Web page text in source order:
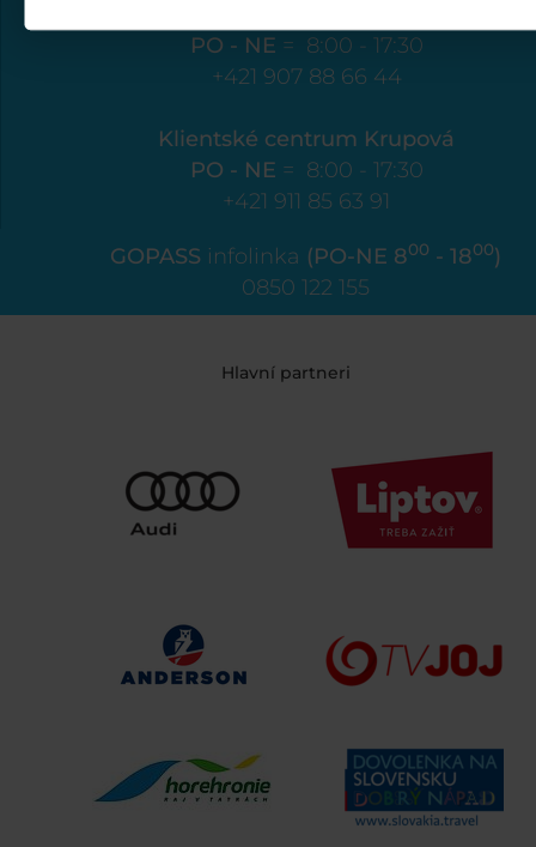
PO - NE = 8:00 - 17:30
+421 907 88 66 44
Klientské centrum Krupová
PO - NE = 8:00 - 17:30
+421 911 85 63 91
GOPASS infolinka (PO-NE 800 - 1800)
0850 122 155
Hlavní partneri